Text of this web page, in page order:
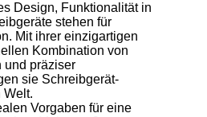
Design, Funktionalität in
stehen für
Mit ihrer einzigartigen
Kombination von
und präziser
sie Schreibgerät-
Welt.
Vorgaben für eine